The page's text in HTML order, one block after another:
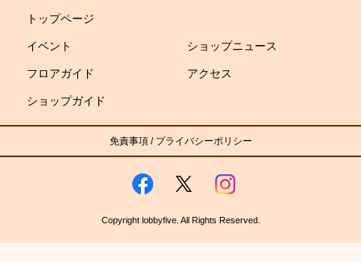
トップページ
イベント ショップニュース
フロアガイド アクセス
ショップガイド
免責事項/ プライバシーポリシー
Copyright lobbyfive. All Rights Reserved.